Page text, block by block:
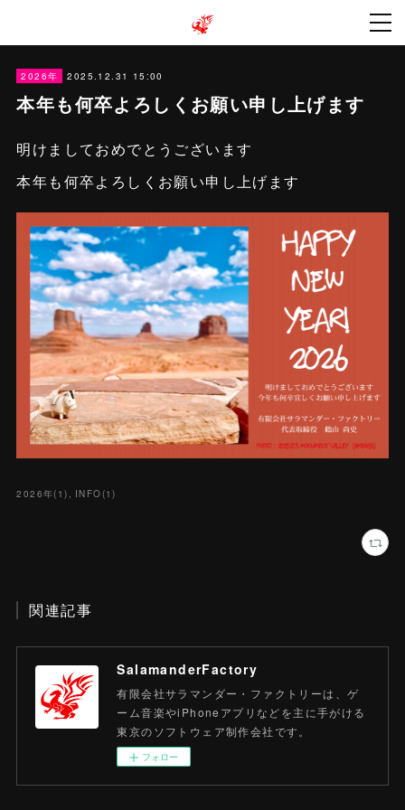
2026年 2025.12.31 15:00
本年も何卒よろしくお願い申し上げます
明けましておめでとうございます
本年も何卒よろしくお願い申し上げます
2026年( 1) INFO(1)
関連記事
SalamanderFactory
有限会社サラマンダー・ファクトリーは、ゲ
ーム音楽やiPhoneアプリなどを主に手がける
東京のソフトウェア制作会社です。
フォロー